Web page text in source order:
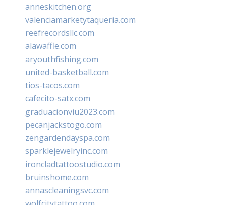
anneskitchen.org
valenciamarketytaqueria.com
reefrecordsllc.com
alawaffle.com
aryouthfishing.com
united-basketball.com
tios-tacos.com
cafecito-satx.com
graduacionviu2023.com
pecanjackstogo.com
zengardendayspa.com
sparklejewelryinc.com
ironcladtattoostudio.com
bruinshome.com
annascleaningsvc.com